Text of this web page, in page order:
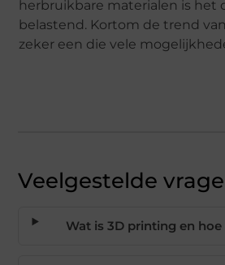
herbruikbare materialen is het
belastend. Kortom de trend
zeker een die vele
Veelgestelde
Wat is 3D printing en